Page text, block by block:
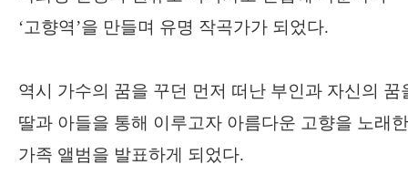
‘고향역’을 만들며 유명 작곡가가 되었다.
역시 가수의 꿈을 꾸던 먼저 떠난 부인과 자신의 꿈
딸과 아들을 통해 이루고자 아름다운 고향을 노래한
가족 앨범을 발표하게 되었다.